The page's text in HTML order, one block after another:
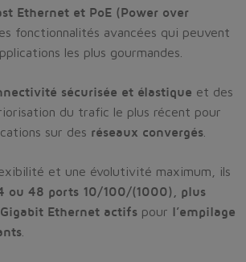
Ethernet et PoE (Power over
fonctionnalités avancées qui peuvent
les plus gourmandes.
sécurisée et élastique et des
du trafic le plus récent pour
sur des réseaux convergés
et une évolutivité maximum, ils
ou 48 ports 10/100/(1000), plus
Ethernet actifs pour l’empilage